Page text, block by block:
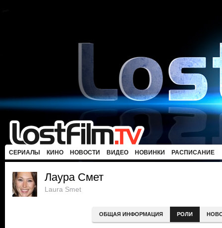
СЕРИАЛЫ КИНО НОВОСТИ ВИДЕО НОВИНКИ РАСПИСАНИЕ
Лаура Смет
Laura Smet
ОБЩАЯ ИНФОРМАЦИЯ РОЛИ